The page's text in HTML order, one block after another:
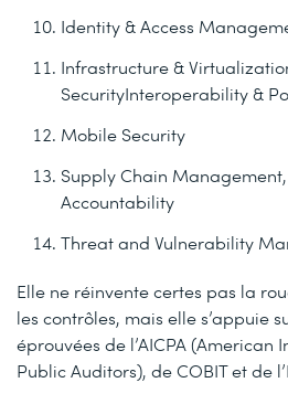
Identity & Access
Infrastructure &
SecurityInteroperability &
Mobile Security
Supply Chain
Accountability
Threat and Vulnerability
Elle ne réinvente certes pas la
les contrôles, mais elle s’appuie
éprouvées de l’AICPA (American
Public Auditors), de COBIT et de